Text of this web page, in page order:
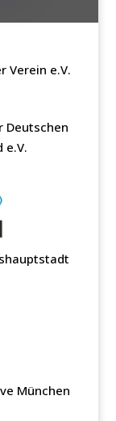
Verein e.V.
Deutschen
e.V.
München